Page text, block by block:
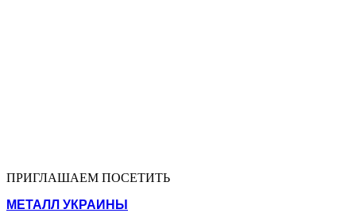
ПРИГЛАШАЕМ ПОСЕТИТЬ
МЕТАЛЛ УКРАИНЫ